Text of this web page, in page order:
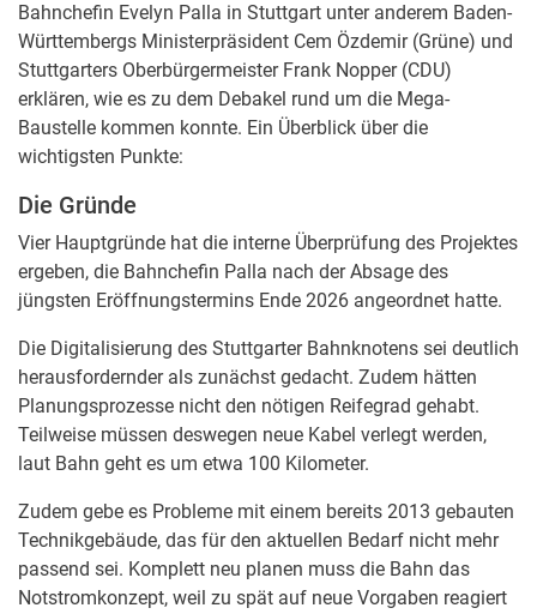
Bahnchefin Evelyn Palla in Stuttgart unter anderem Baden-
Württembergs Ministerpräsident Cem Özdemir (Grüne) und
Stuttgarters Oberbürgermeister Frank Nopper (CDU)
erklären, wie es zu dem Debakel rund um die Mega-
Baustelle kommen konnte. Ein Überblick über die
wichtigsten Punkte:
Die Gründe
Vier Hauptgründe hat die interne Überprüfung des Projektes
ergeben, die Bahnchefin Palla nach der Absage des
jüngsten Eröffnungstermins Ende 2026 angeordnet hatte.
Die Digitalisierung des Stuttgarter Bahnknotens sei deutlich
herausfordernder als zunächst gedacht. Zudem hätten
Planungsprozesse nicht den nötigen Reifegrad gehabt.
Teilweise müssen deswegen neue Kabel verlegt werden,
laut Bahn geht es um etwa 100 Kilometer.
Zudem gebe es Probleme mit einem bereits 2013 gebauten
Technikgebäude, das für den aktuellen Bedarf nicht mehr
passend sei. Komplett neu planen muss die Bahn das
Notstromkonzept, weil zu spät auf neue Vorgaben reagiert